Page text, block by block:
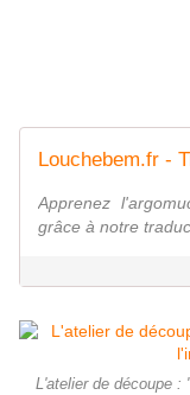
Apprenez
grâce à notre
L'atelier de découpe :